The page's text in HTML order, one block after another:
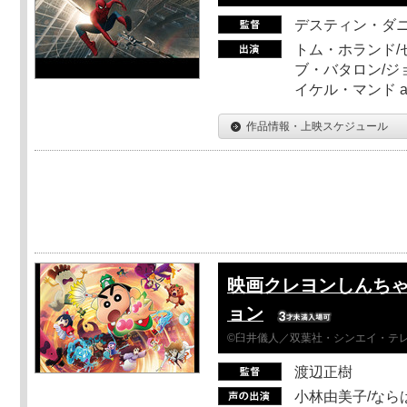
デスティン・ダ
トム・ホランド
ブ・バタロン/ジ
イケル・マンド
作品情報・上映スケジュール
映画クレヨンしんち
ョン
©臼井儀人／双葉社・シンエイ・テ
渡辺正樹
小林由美子/なら